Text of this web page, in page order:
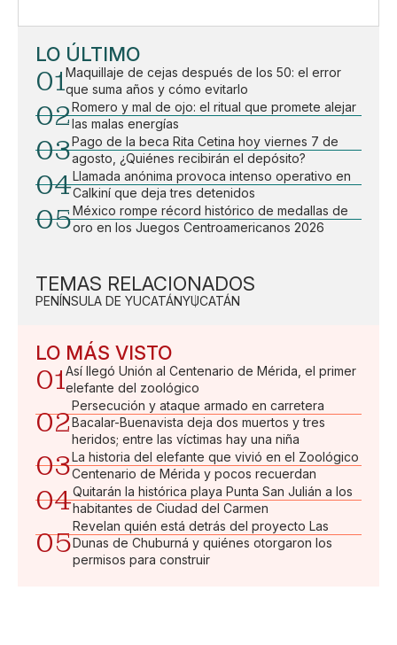
LO ÚLTIMO
01Maquillaje de cejas después de los 50: el error
que suma años y cómo evitarlo
02Romero y mal de ojo: el ritual que promete alejar
las malas energías
03Pago de la beca Rita Cetina hoy viernes 7 de
agosto, ¿Quiénes recibirán el depósito?
04Llamada anónima provoca intenso operativo en
Calkiní que deja tres detenidos
05México rompe récord histórico de medallas de
oro en los Juegos Centroamericanos 2026
TEMAS RELACIONADOS
PENÍNSULA DE YUCATÁNYUCATÁN
LO MÁS VISTO
01Así llegó Unión al Centenario de Mérida, el primer
elefante del zoológico
02
Persecución y ataque armado en carretera
Bacalar-Buenavista deja dos muertos y tres
heridos; entre las víctimas hay una niña
03La historia del elefante que vivió en el Zoológico
Centenario de Mérida y pocos recuerdan
04Quitarán la histórica playa Punta San Julián a los
habitantes de Ciudad del Carmen
05
Revelan quién está detrás del proyecto Las
Dunas de Chuburná y quiénes otorgaron los
permisos para construir